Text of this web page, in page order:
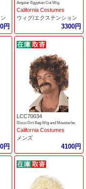
円
Angular Egyptian Cut Wig
California Costumes
ウィグ/エクステンション
3300円
円
LCC70034
Disco Dirt Bag Wig and Moustache
California Costumes
メンズ
4100円